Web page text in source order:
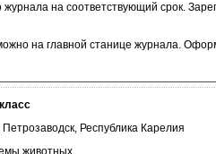
журнала на соответствующий срок.
на главной станице журнала.
Республика Карелия
животных.